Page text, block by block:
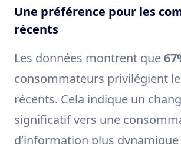
Une préférence pour les
récents
Les données montrent que
consommateurs privilégient
récents. Cela indique un
significatif vers une
d’information plus dynamique